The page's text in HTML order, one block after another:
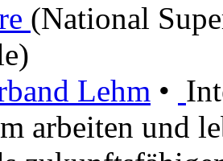
(National
Lehm •
arbeiten und